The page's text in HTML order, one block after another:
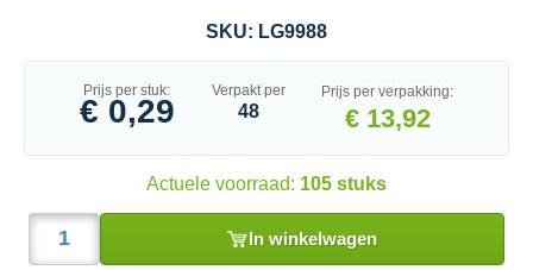
SKU: LG9988
Prijs per stuk:
€ 0,29
Verpakt per
48
Prijs per verpakking:
€ 13,92
Actuele voorraad: 105 stuks
In winkelwagen